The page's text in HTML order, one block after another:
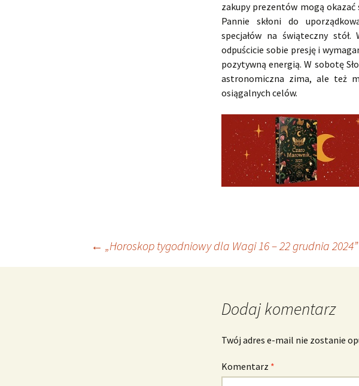
zakupy prezentów mogą okazać
Pannie skłoni do
specjałów na świąteczny
odpuścicie sobie presję i
pozytywną energią. W sobotę
astronomiczna zima, ale też
osiągalnych celów.
Nawigacja
← „Horoskop tygodniowy dla Wagi 16 – 22 grudnia 2024”
Dodaj komentarz
Twój adres e-mail nie zostanie
Komentarz *